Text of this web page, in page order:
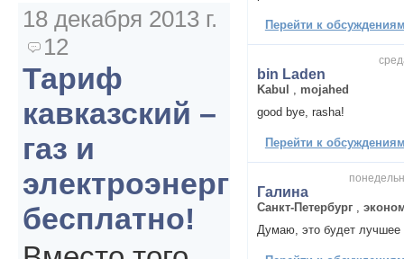
Перейти к
bin Laden
Kabul
mojahed
good bye, rasha!
Перейти к
Галина
Санкт-Петербург
Думаю, это будет лучшее
18 декабря 2013 г.
12
Тариф
кавказский –
газ и
электроэнергия
бесплатно!